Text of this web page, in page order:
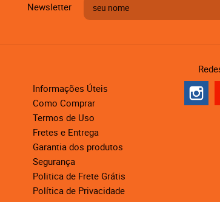
Newsletter
Informações Úteis
Como Comprar
Termos de Uso
Fretes e Entrega
Garantia dos produtos
Segurança
Politica de Frete Grátis
Política de Privacidade